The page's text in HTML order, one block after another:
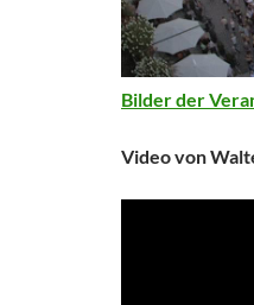
Bilder der
Video von